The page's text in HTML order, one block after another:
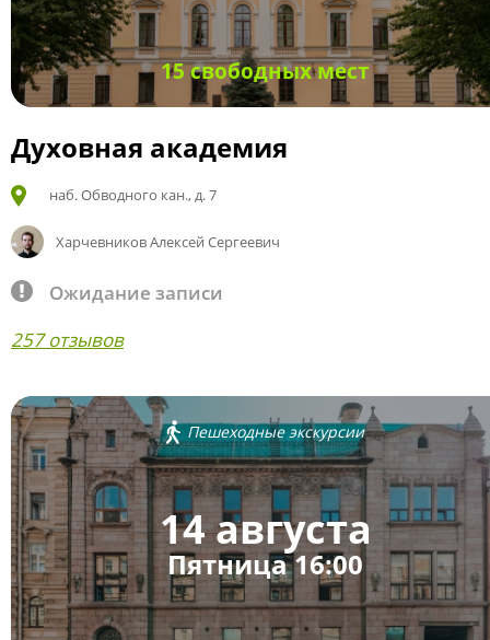
15 свободных мест
Духовная академия
наб. Обводного кан., д. 7
Харчевников Алексей Сергеевич
Ожидание записи
257 отзывов
Пешеходные экскурсии
14 августа
Пятница 16:00